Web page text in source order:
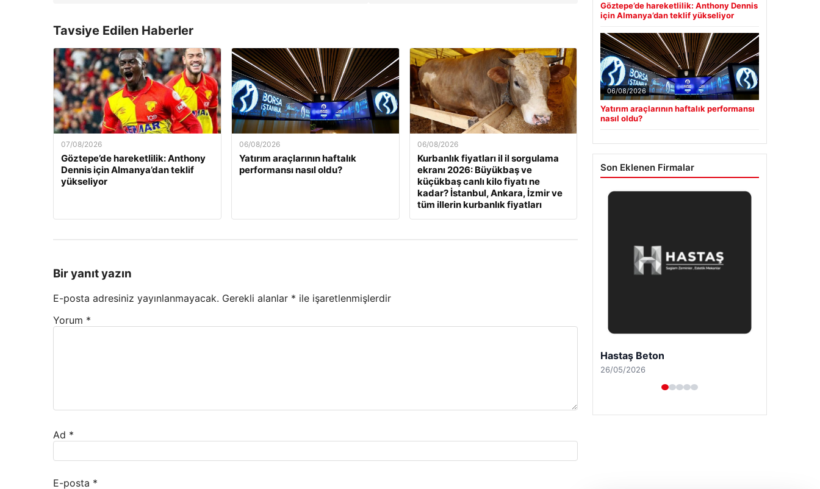
Tavsiye Edilen Haberler
07/08/2026
Göztepe’de hareketlilik: Anthony
Dennis için Almanya’dan teklif
yükseliyor
06/08/2026
Yatırım araçlarının haftalık
performansı nasıl oldu?
06/08/2026
Kurbanlık fiyatları il il sorgulama
ekranı 2026: Büyükbaş ve
küçükbaş canlı kilo fiyatı ne
kadar? İstanbul, Ankara, İzmir ve
tüm illerin kurbanlık fiyatları
Bir yanıt yazın
E-posta adresiniz yayınlanmayacak. Gerekli alanlar * ile işaretlenmişlerdir
Yorum *
Ad *
E-posta *
Göztepe’de hareketlilik: Anthony Dennis
için Almanya’dan teklif yükseliyor
06/08/2026
Yatırım araçlarının haftalık performansı
nasıl oldu?
Son Eklenen Firmalar
Enes Kaplan Avukatlık Bürosu
28/04/2026